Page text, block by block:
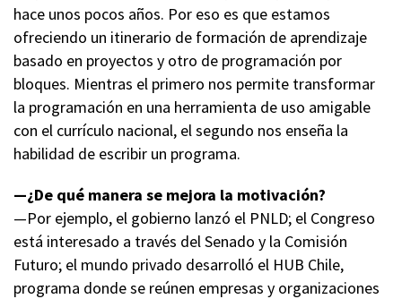
hace unos pocos años. Por eso es que estamos
ofreciendo un itinerario de formación de aprendizaje
basado en proyectos y otro de programación por
bloques. Mientras el primero nos permite transformar
la programación en una herramienta de uso amigable
con el currículo nacional, el segundo nos enseña la
habilidad de escribir un programa.
—¿De qué manera se mejora la motivación?
—Por ejemplo, el gobierno lanzó el PNLD; el Congreso
está interesado a través del Senado y la Comisión
Futuro; el mundo privado desarrolló el HUB Chile,
programa donde se reúnen empresas y organizaciones